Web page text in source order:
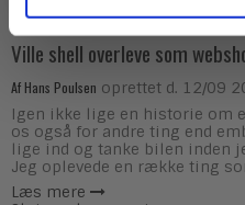
Ville shell overleve som
Af Hans Poulsen oprettet d. 12/09
Igen ikke lige en historie om
os også for andre ting end
lige ind og tanke bilen inden
Jeg oplevede en række ting
Læs mere